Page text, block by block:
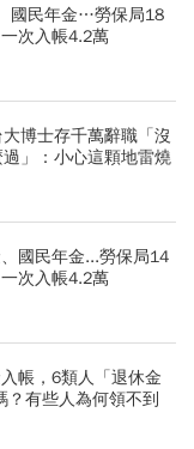
國民年金…勞保局18
次入帳4.2萬
博士存千萬辭職「沒
」：小心這顆地雷燒
國民年金...勞保局14
次入帳4.2萬
帳，6類人「退休金
有些人為何領不到